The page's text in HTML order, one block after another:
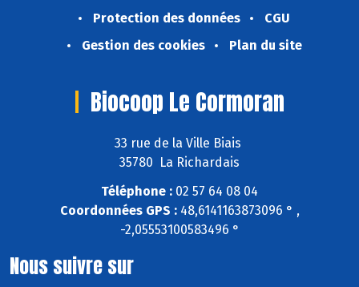
Protection des données
CGU
Gestion des cookies
Plan du site
Biocoop Le Cormoran
33 rue de la Ville Biais
35780 La Richardais
Téléphone : 02 57 64 08 04
Coordonnées GPS :48,6141163873096 ° ,
-2,05553100583496 °
Nous suivre sur